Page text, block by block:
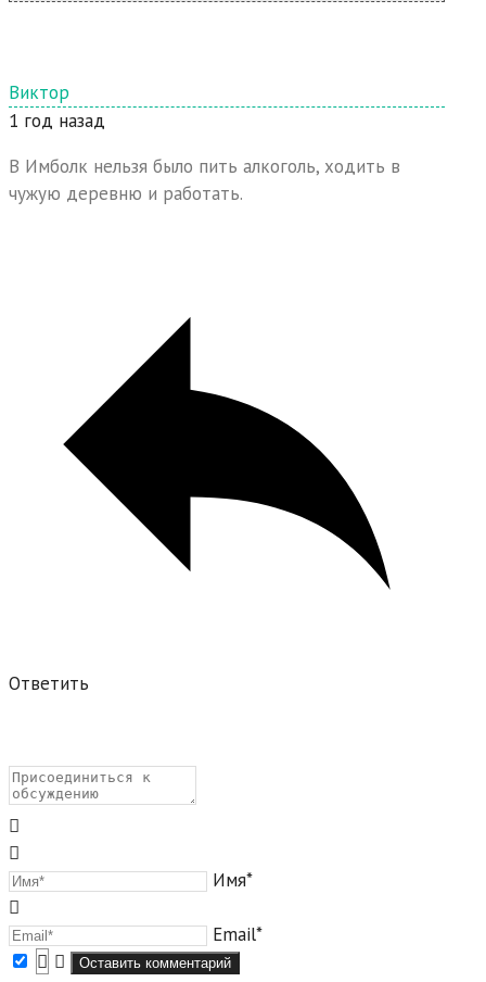
Виктор
1 год назад
В Имболк нельзя было пить алкоголь, ходить в
чужую деревню и работать.
Ответить
Имя*
Email*